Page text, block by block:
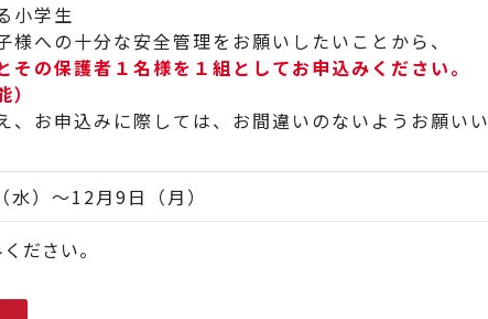
小学生
様への十分な安全管理をお願いしたいことから、
その保護者１名様を１組としてお申込みください。
、お申込みに際しては、お間違いのないようお願いい
）～12月9日（月）
ださい。